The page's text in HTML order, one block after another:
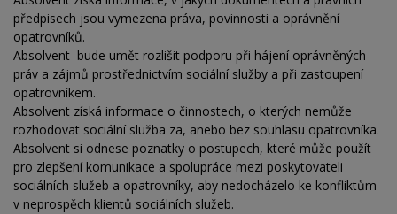
předpisech jsou vymezena práva, povinnosti a oprávnění
opatrovníků.
Absolvent bude umět rozlišit podporu při hájení oprávněných
práv a zájmů prostřednictvím sociální služby a při zastoupení
opatrovníkem.
Absolvent získá informace o činnostech, o kterých nemůže
rozhodovat sociální služba za, anebo bez souhlasu opatrovníka.
Absolvent si odnese poznatky o postupech, které může použít
pro zlepšení komunikace a spolupráce mezi poskytovateli
sociálních služeb a opatrovníky, aby nedocházelo ke konfliktům
v neprospěch klientů sociálních služeb.